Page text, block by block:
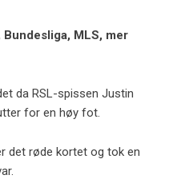
Bundesliga, MLS, mer
da RSL-spissen Justin
for en høy fot.
det røde kortet og tok en